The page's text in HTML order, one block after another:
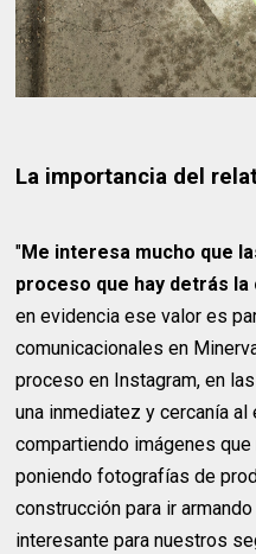
La importancia del
"Me interesa mucho que
proceso que hay detrás
en evidencia ese valor es
comunicacionales en
proceso en Instagram, en
una inmediatez y cercanía
compartiendo imágenes
poniendo fotografías de
construcción para ir
interesante para nuestros